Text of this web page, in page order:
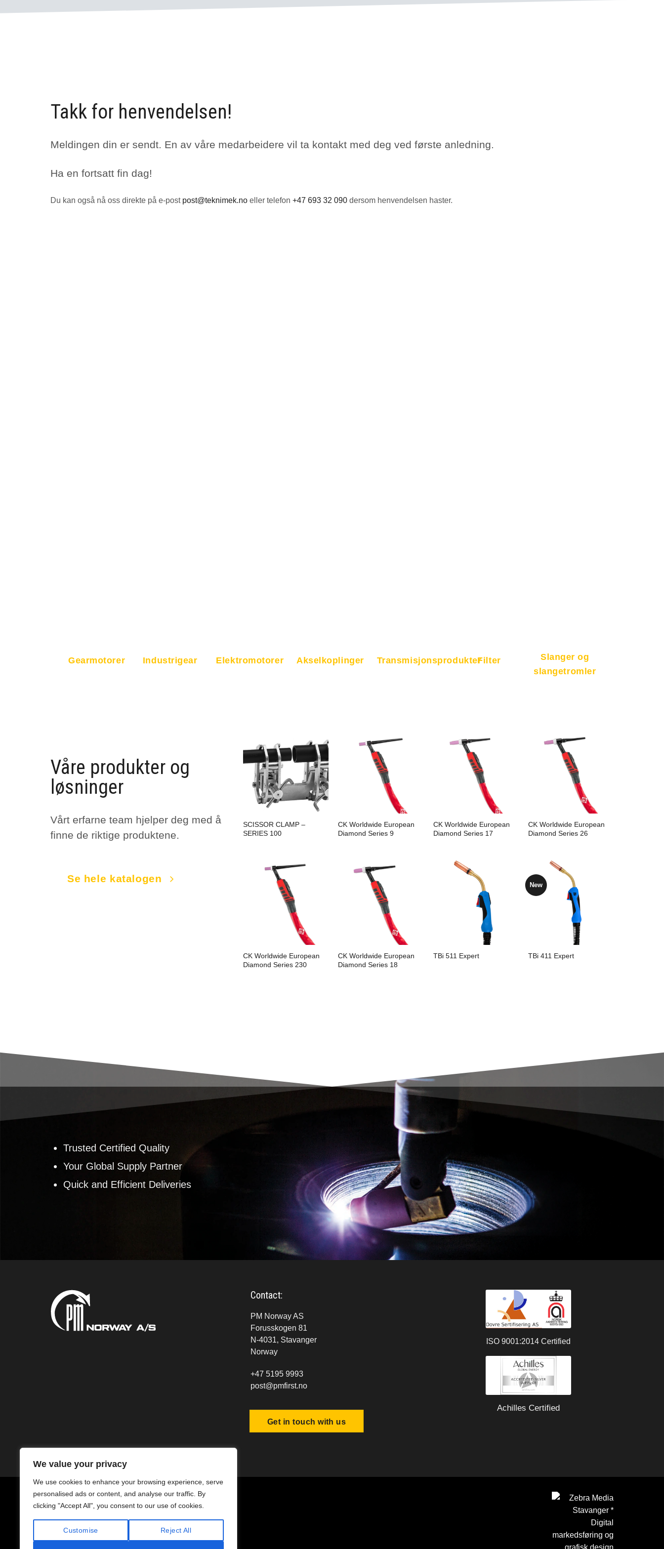
We value your privacy
We use cookies to enhance your browsing experience, serve
personalised ads or content, and analyse our traffic. By
clicking "Accept All", you consent to our use of cookies.
Customise Reject All
Takk for henvendelsen!
Meldingen din er sendt. En av våre medarbeidere vil ta kontakt med deg ved første anledning.
Ha en fortsatt fin dag!
Du kan også nå oss direkte på e-post post@teknimek.no eller telefon +47 693 32 090 dersom henvendelsen haster.
Gearmotorer Industrigear Elektromotorer Akselkoplinger TransmisjonsprodukterFilter
Slanger og
slangetromler
Våre produkter og
løsninger
Vårt erfarne team hjelper deg med å
finne de riktige produktene.
Se hele katalogen
SCISSOR CLAMP –
SERIES 100
CK Worldwide European
Diamond Series 9
CK Worldwide European
Diamond Series 17
CK Worldwide European
Diamond Series 26
CK Worldwide European
Diamond Series 230
CK Worldwide European
Diamond Series 18
TBi 511 Expert
New
TBi 411 Expert
Trusted Certified Quality
Your Global Supply Partner
Quick and Efficient Deliveries
Contact:
PM Norway AS
Forusskogen 81
N-4031, Stavanger
Norway
+47 5195 9993
post@pmfirst.no
Get in touch with us
ISO 9001:2014 Certified
Achilles Certified
Copyright © 1994–2026 PM Norway AS
Org.nr. 991 868 097 MVA